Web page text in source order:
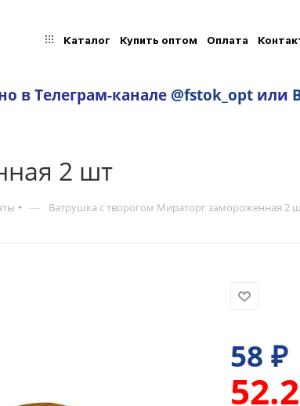
Каталог Купить оптом Оплата
в Телеграм-канале @fstok_opt или
2 шт
— Ватрушка с творогом Мираторг замороженная 2
58 ₽